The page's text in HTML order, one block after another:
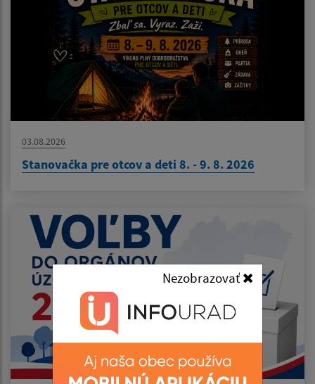
Nezobrazovať
03.08.2026
Stanovačka pre otcov a deti 8. - 9. 8. 2026